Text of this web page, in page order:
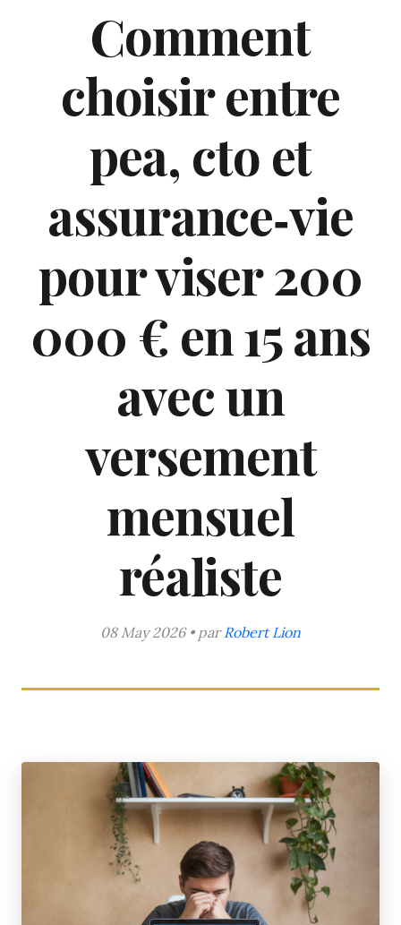
Comment
choisir entre
pea, cto et
assurance‑vie
pour viser 200
000 € en 15 ans
avec un
versement
mensuel
réaliste
08 May 2026 • par Robert Lion